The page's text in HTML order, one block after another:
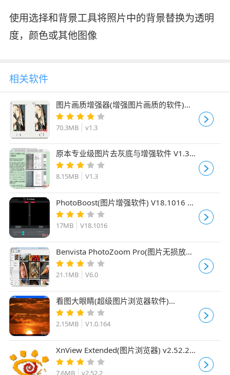
使用选择和背景工具将照片中的背景替换为透明
度，颜色或其他图像
相关软件
图片画质增强器(增强图片画质的软件)
v1.3 绿色免费版
70.3MB v1.3
原本专业级图片去灰底与增强软件 V1.3
官方绿色版
8.15MB V1.3
PhotoBoost(图片增强软件) V18.1016 免
费安装版
17MB V18.1016
Benvista PhotoZoom Pro(图片无损放大
软件) V6.0 多国语言增强安装版
21.1MB V6.0
看图大眼睛(超级图片浏览器软件)
V1.0.164 工具增强版
2.15MB V1.0.164
XnView Extended(图片浏览器) v2.52.2
增强安装版
7.6MB v2.52.2